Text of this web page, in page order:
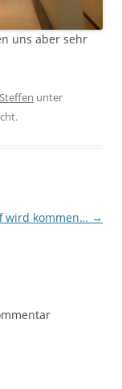
uns aber sehr
Steffen unter
wird kommen… →